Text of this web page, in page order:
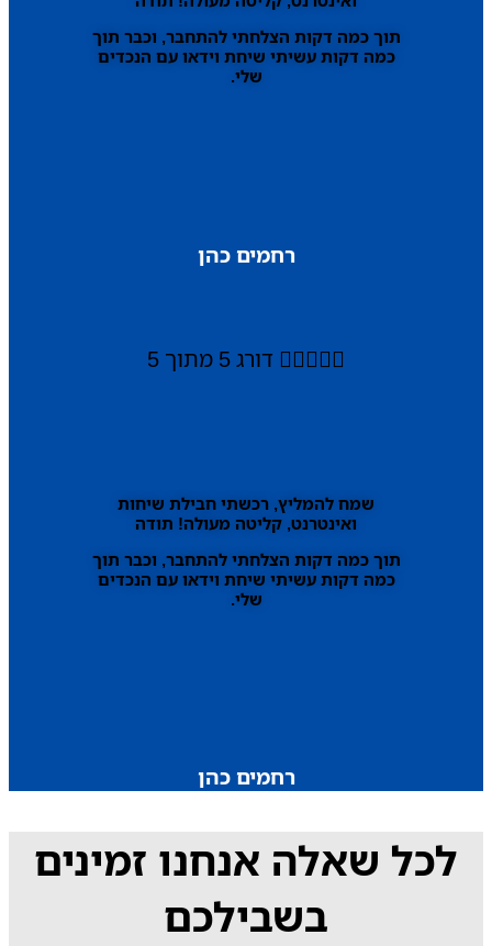
תוך כמה דקות הצלחתי להתחבר, וכבר תוך
כמה דקות עשיתי שיחת וידאו עם הנכדים
שלי.
רחמים כהן
 דורג 5 מתוך 5
שמח להמליץ, רכשתי חבילת שיחות
ואינטרנט, קליטה מעולה! תודה
תוך כמה דקות הצלחתי להתחבר, וכבר תוך
כמה דקות עשיתי שיחת וידאו עם הנכדים
שלי.
רחמים כהן
לכל שאלה אנחנו זמינים
בשבילכם